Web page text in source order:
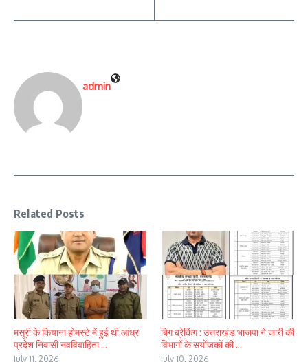
admin
Related Posts
मसूरी के कियाना होमस्टे में हुई थी आंध्र
प्रदेश निवासी नवविवाहिता ...
July 11, 2026
बिग ब्रेकिंग : उत्तराखंड भाजपा ने जारी की
विभागों के सयोंजकों की ...
July 10, 2026